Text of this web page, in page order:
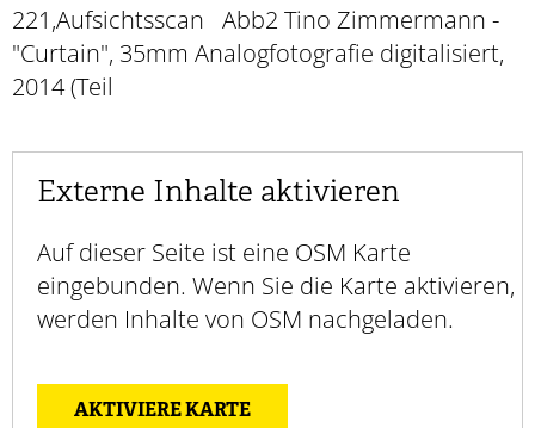
221,Aufsichtsscan Abb2 Tino Zimmermann -
"Curtain", 35mm Analogfotografie digitalisiert,
2014 (Teil
Externe Inhalte aktivieren
Auf dieser Seite ist eine OSM Karte
eingebunden. Wenn Sie die Karte aktivieren,
werden Inhalte von OSM nachgeladen.
AKTIVIERE KARTE